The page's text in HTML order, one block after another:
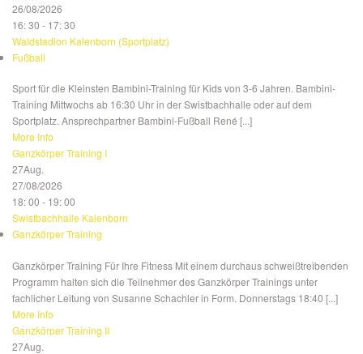
26/08/2026
16: 30 - 17: 30
Waldstadion Kalenborn (Sportplatz)
Fußball
Sport für die Kleinsten Bambini-Training für Kids von 3-6 Jahren. Bambini-
Training Mittwochs ab 16:30 Uhr in der Swistbachhalle oder auf dem
Sportplatz. Ansprechpartner Bambini-Fußball René [...]
More Info
Ganzkörper Training I
27Aug.
27/08/2026
18: 00 - 19: 00
Swistbachhalle Kalenborn
Ganzkörper Training
Ganzkörper Training Für Ihre Fitness Mit einem durchaus schweißtreibenden
Programm halten sich die Teilnehmer des Ganzkörper Trainings unter
fachlicher Leitung von Susanne Schachler in Form. Donnerstags 18:40 [...]
More Info
Ganzkörper Training II
27Aug.